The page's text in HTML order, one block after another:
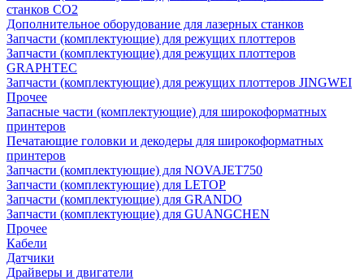
станков CO2
Дополнительное оборудование для лазерных станков
Запчасти (комплектующие) для режущих плоттеров
Запчасти (комплектующие) для режущих плоттеров
GRAPHTEC
Запчасти (комплектующие) для режущих плоттеров JINGWEI
Прочее
Запасные части (комплектующие) для широкоформатных
принтеров
Печатающие головки и декодеры для широкоформатных
принтеров
Запчасти (комплектующие) для NOVAJET750
Запчасти (комплектующие) для LETOP
Запчасти (комплектующие) для GRANDO
Запчасти (комплектующие) для GUANGCHEN
Прочее
Кабели
Датчики
Драйверы и двигатели